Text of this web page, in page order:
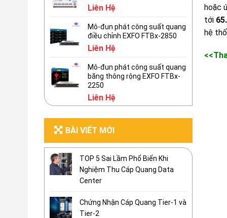
hoặc
tới
hệ
Liên Hệ
Mô-đun phát công suất quang
điều chỉnh EXFO FTBx-2850
Liên Hệ
Mô-đun phát công suất quang
băng thông rộng EXFO FTBx-
2250
Liên Hệ
BÀI VIẾT MỚI
TOP 5 Sai Lầm Phổ Biến Khi
Nghiệm Thu Cáp Quang Data
Center
Chứng Nhận Cáp Quang Tier-1 và
Tier-2